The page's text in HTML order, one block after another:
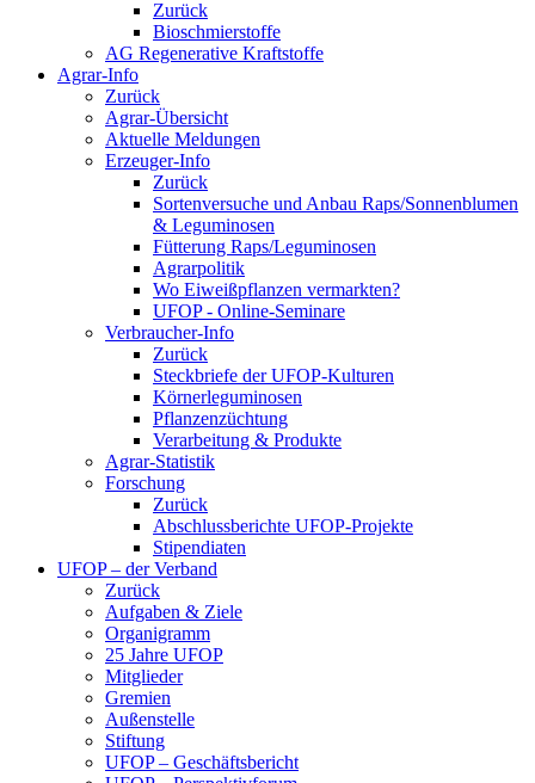
Zurück
Bioschmierstoffe
AG Regenerative Kraftstoffe
Agrar-Info
Zurück
Agrar-Übersicht
Aktuelle Meldungen
Erzeuger-Info
Zurück
Sortenversuche und Anbau Raps/Sonnenblumen
& Leguminosen
Fütterung Raps/Leguminosen
Agrarpolitik
Wo Eiweißpflanzen vermarkten?
UFOP - Online-Seminare
Verbraucher-Info
Zurück
Steckbriefe der UFOP-Kulturen
Körnerleguminosen
Pflanzenzüchtung
Verarbeitung & Produkte
Agrar-Statistik
Forschung
Zurück
Abschlussberichte UFOP-Projekte
Stipendiaten
UFOP – der Verband
Zurück
Aufgaben & Ziele
Organigramm
25 Jahre UFOP
Mitglieder
Gremien
Außenstelle
Stiftung
UFOP – Geschäftsbericht